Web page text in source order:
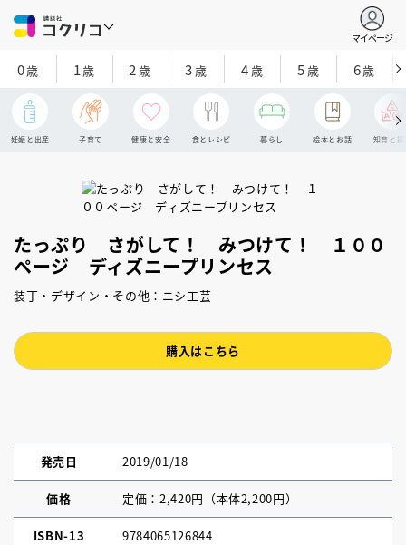
マイページ
0歳 1歳 2 歳 3歳 4歳 5歳 6歳
妊娠と出産 子育て 健康と安全 食とレシピ 暮らし 絵本とお話 知育と探
たっぷり さがして！ みつけて！ １００
ページ ディズニープリンセス
装丁・デザイン・その他：ニシ工芸
購入はこちら
発売日 2019/01/18
価格 定価：2,420円（本体2,200円）
ISBN-13 9784065126844